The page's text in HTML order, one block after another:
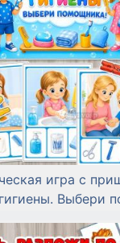
игра с
Выбери